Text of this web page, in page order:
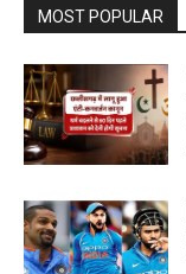
MOST POPULAR